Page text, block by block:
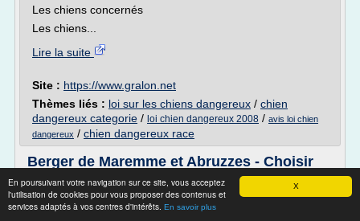
X
En poursuivant votre navigation sur ce site, vous acceptez
l'utilisation de cookies pour vous proposer des contenus et
services adaptés à vos centres d'intérêts. En savoir plus
Les chiens concernés
Les chiens...
Lire la suite
Site : https://www.gralon.net
Thèmes liés : loi sur les chiens dangereux / chien
dangereux categorie / loi chien dangereux 2008 / avis loi chien
dangereux / chien dangereux race
Berger de Maremme et Abruzzes - Choisir
son chien
Inscriptions au LOF en 2007 : 1 (276ème)